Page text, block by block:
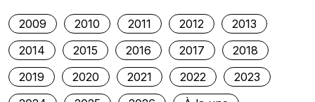
2009 2010 2011 2012
2013
2014
2015 2016 2017
2018
2019
2020 2021 2022
2023